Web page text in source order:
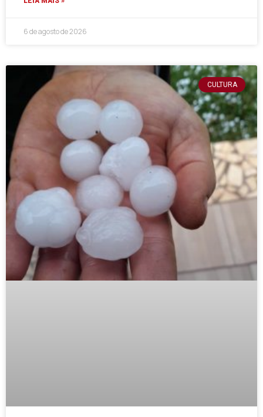
6 de agosto de 2026
CULTURA